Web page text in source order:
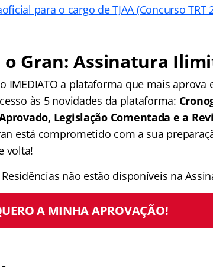
para o cargo de TJAA (Concurso TRT
o Gran: Assinatura
IMEDIATO a plataforma que mais aprova
às 5 novidades da plataforma:
Legislação Comentada e a
está comprometido com a sua
volta!
Residências não estão disponíveis na
A MINHA APROVAÇÃO!